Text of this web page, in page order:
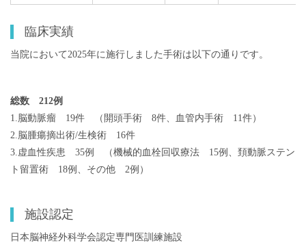
臨床実績
当院において2025年に施行しました手術は以下の通りです。
総数 212例
1.脳動脈瘤 19件 （開頭手術 8件、血管内手術 11件）
2.脳腫瘍摘出術/生検術 16件
3.虚血性疾患 35例 （機械的血栓回収療法 15例、頚動脈ステン
ト留置術 18例、その他 2例）
施設認定
日本脳神経外科学会認定専門医訓練施設